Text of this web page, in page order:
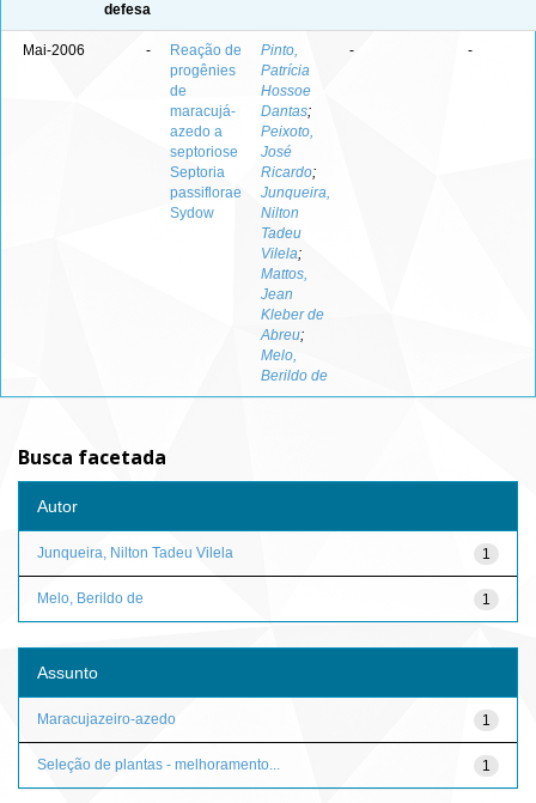
defesa
Mai-2006 -
Reação de
progênies
de
maracujá-
azedo a
septoriose
Septoria
passiflorae
Sydow
Pinto,
Patrícia
Hossoe
Dantas;
Peixoto,
José
Ricardo;
Junqueira,
Nilton
Tadeu
Vilela;
Mattos,
Jean
Kleber de
Abreu;
Melo,
Berildo de
- -
Busca facetada
Autor
1
Junqueira, Nilton Tadeu Vilela
1
Melo, Berildo de
Assunto
1
Maracujazeiro-azedo
1
Seleção de plantas - melhoramento...